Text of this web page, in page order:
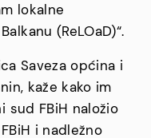
lokalne
(ReLOaD)“.
Saveza općina i
kaže kako im
sud FBiH naložio
i nadležno